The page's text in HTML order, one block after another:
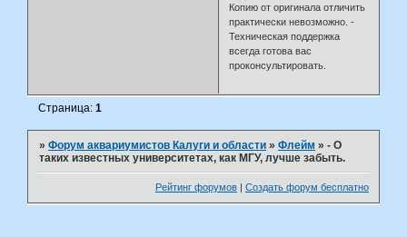
Копию от оригинала отличить
практически невозможно. -
Техническая поддержка
всегда готова вас
проконсультировать.
Страница:1
»Форум аквариумистов Калуги и области »Флейм »- О
таких известных университетах, как МГУ, лучше забыть.
Рейтинг форумов | Создать форум бесплатно